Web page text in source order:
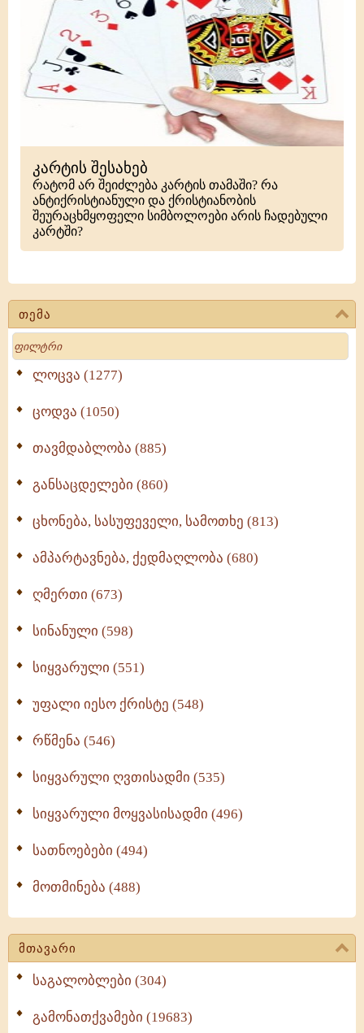
თემა
Search
ლოცვა (1277)
ცოდვა (1050)
თავმდაბლობა (885)
განსაცდელები (860)
ცხონება, სასუფეველი, სამოთხე (813)
ამპარტავნება, ქედმაღლობა (680)
ღმერთი (673)
სინანული (598)
სიყვარული (551)
უფალი იესო ქრისტე (548)
რწმენა (546)
სიყვარული ღვთისადმი (535)
სიყვარული მოყვასისადმი (496)
სათნოებები (494)
მოთმინება (488)
მთავარი
საგალობლები (304)
გამონათქვამები (19683)
კარტის შესახებ
რატომ არ შეიძლება კარტის თამაში? რა
ანტიქრისტიანული და ქრისტიანობის
შეურაცხმყოფელი სიმბოლოები არის ჩადებული
კარტში?